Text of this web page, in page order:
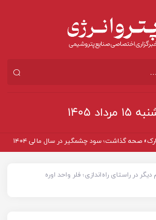
۱۴۰۵
صحه گذاشت؛ سود چشمگیر در سال مالی ۱۴۰۴
در راستای راه‌اندازی؛ فلر واحد اوره